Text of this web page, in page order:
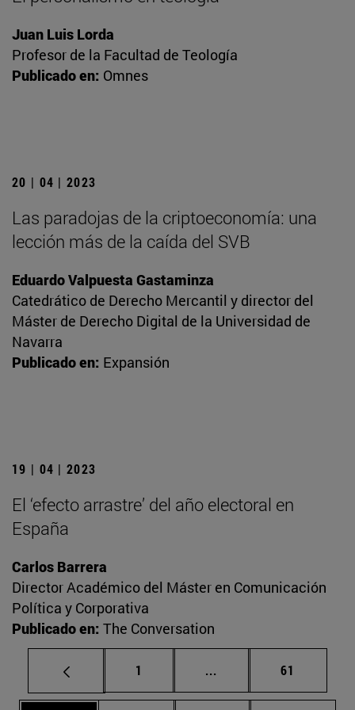
Juan Luis Lorda
Profesor de la Facultad de Teología
Publicado en: Omnes
20 | 04 | 2023
Las paradojas de la criptoeconomía: una
lección más de la caída del SVB
Eduardo Valpuesta Gastaminza
Catedrático de Derecho Mercantil y director del
Máster de Derecho Digital de la Universidad de
Navarra
Publicado en: Expansión
19 | 04 | 2023
El ‘efecto arrastre’ del año electoral en
España
Carlos Barrera
Director Académico del Máster en Comunicación
Política y Corporativa
Publicado en: The Conversation
Página
1 ... Páginas intermedias
Página
61